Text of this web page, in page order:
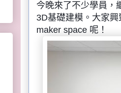
今晚來了不少學員，
3D基礎建模。大家
maker space 呢！